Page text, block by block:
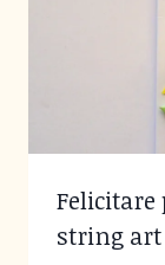
string art